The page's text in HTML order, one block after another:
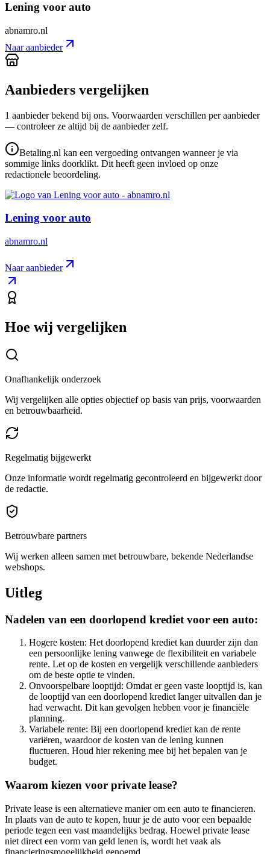
Lening voor auto
abnamro.nl
Naar aanbieder
Aanbieders vergelijken
1 aanbiederbekend bij ons. Voorwaarden verschillen per aanbieder
— controleer ze altijd bij de aanbieder zelf.
Betaling.nl kan een vergoeding ontvangen wanneer je via
sommige links doorklikt. Dit heeft geen invloed op onze
redactionele beoordeling.
Lening voor auto
abnamro.nl
Naar aanbieder
Hoe wij vergelijken
Onafhankelijk onderzoek
Wij vergelijken alle opties objectief op basis van prijs, voorwaarden
en betrouwbaarheid.
Regelmatig bijgewerkt
Onze informatie wordt regelmatig gecontroleerd en bijgewerkt door
de redactie.
Betrouwbare partners
Wij werken alleen samen met betrouwbare, bekende Nederlandse
webshops.
Uitleg
Nadelen van een doorlopend krediet voor een auto:
Hogere kosten: Het doorlopend krediet kan duurder zijn dan
een persoonlijke lening vanwege de flexibiliteit en variabele
rente. Let op de kosten en vergelijk verschillende aanbieders
om de beste optie te vinden.
Onvoorspelbare looptijd: Omdat er geen vaste looptijd is, kan
de looptijd van een doorlopend krediet langer uitvallen dan je
had verwacht. Dit kan gevolgen hebben voor je financiële
planning.
Variabele rente: Bij een doorlopend krediet kan de rente
variëren, waardoor de kosten van de lening kunnen
fluctueren. Houd hier rekening mee bij het bepalen van je
budget.
Waarom kiezen voor private lease?
Private lease is een alternatieve manier om een auto te financieren.
In plaats van de auto te kopen, huur je de auto voor een bepaalde
periode tegen een vast maandelijks bedrag. Hoewel private lease
niet direct een vorm van geld lenen is, wordt het vaak als
financieringsmogelijkheid genoemd.